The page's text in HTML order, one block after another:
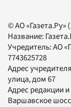
© АО «Газета.Ру»
Название:
Учредитель:АО
7743625728
Адрес
улица, дом 67
Адрес редакции
Варшавское